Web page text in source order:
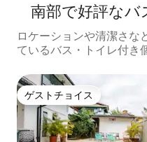
南部で好評なバ
ロケーションや清潔さな
ているバス・トイレ付き
ゲストチョイス
ゲストチョイス